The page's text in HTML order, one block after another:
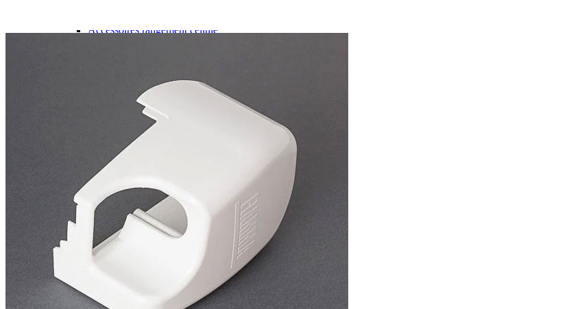
Accessoires rangement cellule
Lot de Vaisselle Mélamine
Vaisselle Mélamine
Pour faire la vaisselle
Ménagères et couverts
Poêles et casseroles
Four OMNIA
Thé ou café
Verres
Accessoires cuisine divers
Pour faire le ménage
Tapis anti dérapant et nappe
Poubelles
Accessoires rangement cuisine
LIBRAIRIE ET JEUX
Guides
Animaux en camping-car